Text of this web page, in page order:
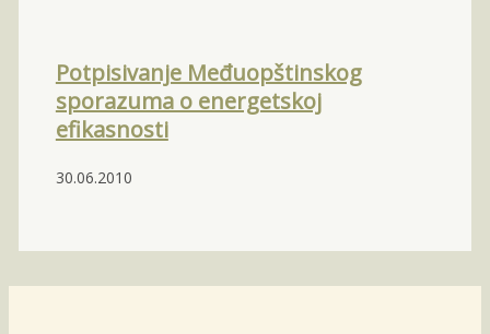
Potpisivanje Međuopštinskog
sporazuma o energetskoj
efikasnosti
30.06.2010